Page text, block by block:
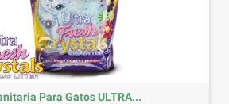
Para Gatos ULTRA...